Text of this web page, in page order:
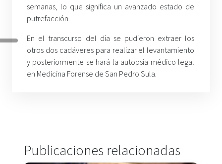
semanas, lo que significa un avanzado estado de
putrefacción.
En el transcurso del día se pudieron extraer los
otros dos cadáveres para realizar el levantamiento
y posteriormente se hará la autopsia médico legal
en Medicina Forense de San Pedro Sula.
Publicaciones relacionadas